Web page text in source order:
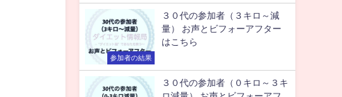
参加者の結果
３０代の参加者（３キロ～減
量） お声とビフォーアフター
はこちら
３０代の参加者（０キロ～３キ